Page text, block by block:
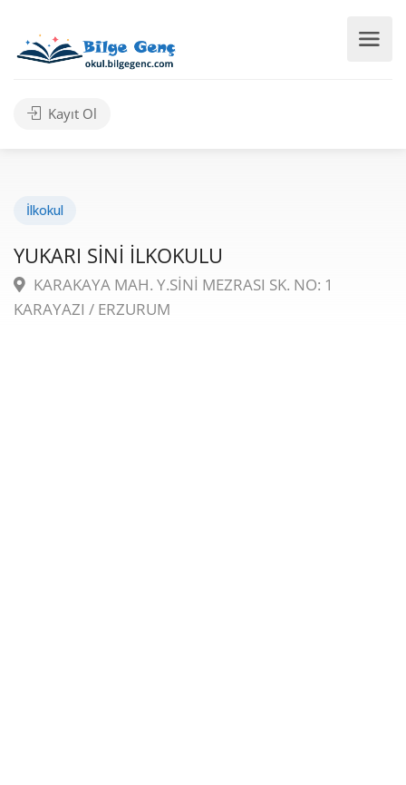
Kayıt Ol
İlkokul
YUKARI SİNİ İLKOKULU
KARAKAYA MAH. Y.SİNİ MEZRASI SK. NO: 1
KARAYAZI / ERZURUM